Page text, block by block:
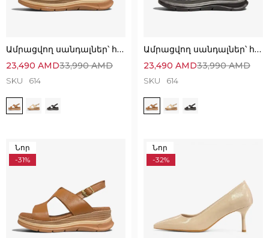
Ամրացվող սանդալներ՝ հիանալի հարմարավետ մոդել
33,990AMD
23,490 AMD
SKU 614
Ամրացվող սանդալներ՝ հիանալի հարմարավետ մոդել
33,990AMD
23,490 AMD
SKU 614
Նոր
-31%
Նոր
-32%